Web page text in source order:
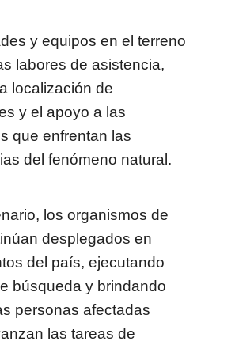
y equipos en el terreno
labores de asistencia,
localización de
y el apoyo a las
que enfrentan las
del fenómeno natural.
los organismos de
desplegados en
del país, ejecutando
búsqueda y brindando
personas afectadas
las tareas de